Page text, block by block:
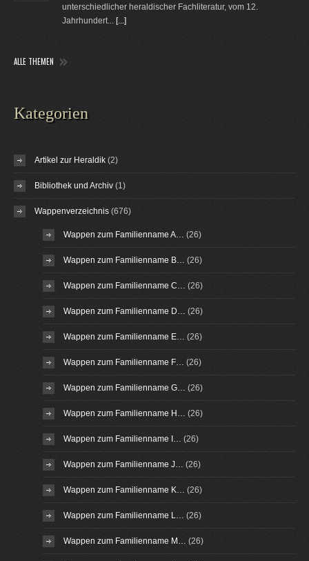
unterschiedlicher heraldischer Fachliteratur, vom 12.
Jahrhundert... [...]
ALLE THEMEN
Kategorien
Artikel zur Heraldik (2)
Bibliothek und Archiv (1)
Wappenverzeichnis (676)
Wappen zum Familienname A… (26)
Wappen zum Familienname B… (26)
Wappen zum Familienname C… (26)
Wappen zum Familienname D… (26)
Wappen zum Familienname E… (26)
Wappen zum Familienname F… (26)
Wappen zum Familienname G… (26)
Wappen zum Familienname H… (26)
Wappen zum Familienname I… (26)
Wappen zum Familienname J… (26)
Wappen zum Familienname K… (26)
Wappen zum Familienname L… (26)
Wappen zum Familienname M… (26)